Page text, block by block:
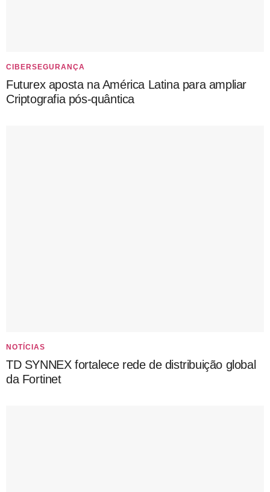
CIBERSEGURANÇA
Futurex aposta na América Latina para ampliar
Criptografia pós-quântica
NOTÍCIAS
TD SYNNEX fortalece rede de distribuição global
da Fortinet